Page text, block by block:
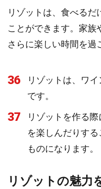
リゾットは、食べる
ことができます。家族
さらに楽しい時間を過
36
リゾットは、ワ
です。
37
リゾットを作る
を楽しんだりす
ものになります。
リゾットの魅力